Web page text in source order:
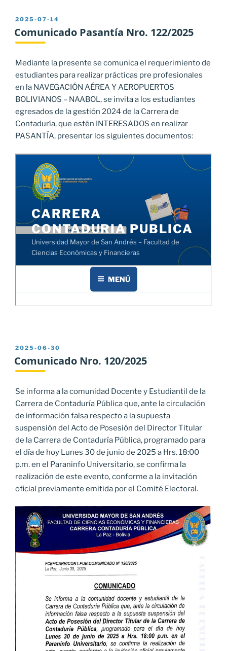
PUBLICADO
EL
2025-07-14
Comunicado Pasantía Nro. 122/2025
Mediante la presente se comunica el requerimiento de
estudiantes para realizar prácticas pre profesionales
en la NAVEGACIÓN AÉREA Y AEROPUERTOS
BOLIVIANOS – NAABOL, se invita a los estudiantes
egresados de la gestión 2024 de la Carrera de
Contaduría, que estén INTERESADOS en realizar
PASANTÍA, presentar los siguientes documentos:
PUBLICADO
EL
2025-06-30
Comunicado Nro. 120/2025
Se informa a la comunidad Docente y Estudiantil de la
Carrera de Contaduría Pública que, ante la circulación
de información falsa respecto a la supuesta
suspensión del Acto de Posesión del Director Titular
de la Carrera de Contaduría Pública, programado para
el día de hoy Lunes 30 de junio de 2025 a Hrs. 18:00
p.m. en el Paraninfo Universitario, se confirma la
realización de este evento, conforme a la invitación
oficial previamente emitida por el Comité Electoral.